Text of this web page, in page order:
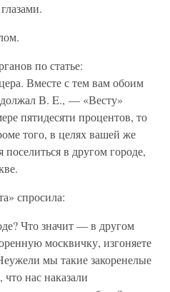
по статье:
Вместе с тем вам обоим
В. E., — «Весту»
пятидесяти процентов, то
того, в целях вашей же
поселиться в другом городе,
спросила:
Что значит — в другом
москвичку, изгоняете
мы такие закоренелые
нас наказали